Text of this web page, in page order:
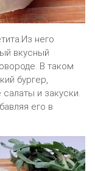
него
вкусный
В таком
бургер,
и закуски.
его в